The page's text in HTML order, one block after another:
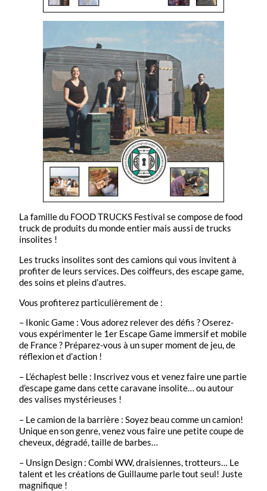
La famille du FOOD TRUCKS Festival se compose de food
truck de produits du monde entier mais aussi de trucks
insolites !
Les trucks insolites sont des camions qui vous invitent à
profiter de leurs services. Des coiffeurs, des escape game,
des soins et pleins d’autres.
Vous profiterez particulièrement de :
– Ikonic Game : Vous adorez relever des défis ? Oserez-
vous expérimenter le 1er Escape Game immersif et mobile
de France ? Préparez-vous à un super moment de jeu, de
réflexion et d’action !
– L’échap’est belle : Inscrivez vous et venez faire une partie
d’escape game dans cette caravane insolite… ou autour
des valises mystérieuses !
– Le camion de la barrière : Soyez beau comme un camion!
Unique en son genre, venez vous faire une petite coupe de
cheveux, dégradé, taille de barbes…
– Unsign Design : Combi WW, draisiennes, trotteurs… Le
talent et les créations de Guillaume parle tout seul! Juste
magnifique !